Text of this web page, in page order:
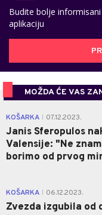
Budite bolje
aplikaciju
MOŽDA ĆE VAS
KOŠARKA 07.12.2023.
Janis Sferopulos
Valensije: "Ne
borimo od prvog
KOŠARKA 06.12.2023.
Zvezda izgubila od